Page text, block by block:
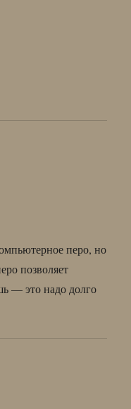
перо, но
позволяет
— это надо долго